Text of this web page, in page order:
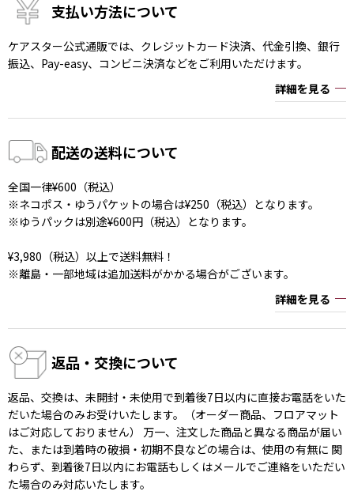
支払い方法について
ケアスター公式通販では、クレジットカード決済、代金引換、銀行
振込、Pay-easy、コンビニ決済などをご利用いただけます。
詳細を見る
配送の送料について
全国一律¥600（税込）
※ネコポス・ゆうパケットの場合は¥250（税込）となります。
※ゆうパックは別途¥600円（税込）となります。
¥3,980（税込）以上で送料無料！
※離島・一部地域は追加送料がかかる場合がございます。
詳細を見る
返品・交換について
返品、交換は、未開封・未使用で到着後7日以内に直接お電話をいた
だいた場合のみお受けいたします。（オーダー商品、フロアマット
はご対応しておりません） 万一、注文した商品と異なる商品が届い
た、または到着時の破損・初期不良などの場合は、使用の有無に 関
わらず、到着後7日以内にお電話もしくはメールでご連絡をいただい
た場合のみ対応いたします。